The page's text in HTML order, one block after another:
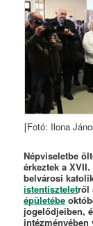
[Fotó: Ilona
Népviseletbe
érkeztek a
belvárosi
istentiszteletről
épületébe
jogelődjeiben,
intézményében